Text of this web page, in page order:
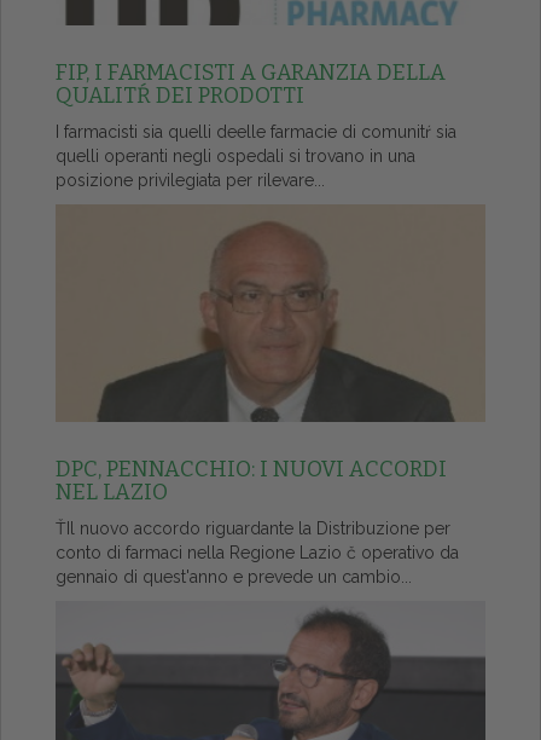
FIP, I FARMACISTI A GARANZIA DELLA
QUALITŔ DEI PRODOTTI
I farmacisti sia quelli deelle farmacie di comunitŕ sia
quelli operanti negli ospedali si trovano in una
posizione privilegiata per rilevare...
DPC, PENNACCHIO: I NUOVI ACCORDI
NEL LAZIO
ŤIl nuovo accordo riguardante la Distribuzione per
conto di farmaci nella Regione Lazio č operativo da
gennaio di quest'anno e prevede un cambio...